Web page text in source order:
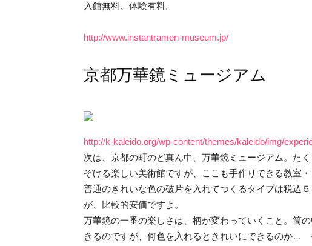
入館無料、体験有料。
http://www.instantramen-museum.jp/
京都万華鏡ミュージアム
http://k-kaleido.org/wp-content/themes/kaleido/img/
次は、京都の町のど真ん中、万華鏡ミュージアム。た
ぞける楽しい美術館ですが、ここも手作りできる教室
普通のきれいな色の破片を入れてつくるタイプは税込
が、比較的安価ですよ。
万華鏡の一番の楽しさは、柄が変わっていくこと。筒
きるのですが、何色を入れるときれいにできるのか…